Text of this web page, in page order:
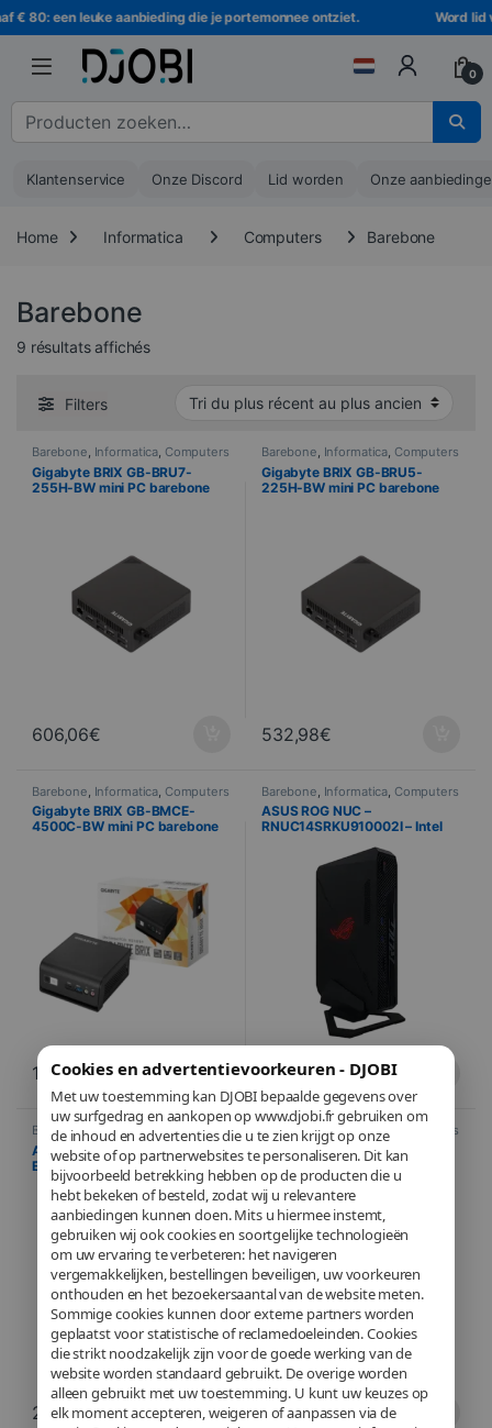
Cookies en advertentievoorkeuren - DJOBI
Met uw toestemming kan DJOBI bepaalde gegevens over
uw surfgedrag en aankopen op www.djobi.fr gebruiken om
de inhoud en advertenties die u te zien krijgt op onze
website of op partnerwebsites te personaliseren. Dit kan
bijvoorbeeld betrekking hebben op de producten die u
hebt bekeken of besteld, zodat wij u relevantere
aanbiedingen kunnen doen. Mits u hiermee instemt,
gebruiken wij ook cookies en soortgelijke technologieën
om uw ervaring te verbeteren: het navigeren
vergemakkelijken, bestellingen beveiligen, uw voorkeuren
onthouden en het bezoekersaantal van de website meten.
Sommige cookies kunnen door externe partners worden
geplaatst voor statistische of reclamedoeleinden. Cookies
die strikt noodzakelijk zijn voor de goede werking van de
website worden standaard gebruikt. De overige worden
alleen gebruikt met uw toestemming. U kunt uw keuzes op
elk moment accepteren, weigeren of aanpassen via de
Ga naar navigatie
Ga naar de inhoud
80: een leuke aanbieding die je portemonnee ontziet. Word lid
0
Zoeken naar :
Klantenservice Onze Discord Lid worden Onze
Home Informatica Computers Barebone
Barebone
9 résultats affichésTrié du plus récent au plus ancien
Filters
Barebone, Informatica, Computers
Gigabyte BRIX GB-BRU7-
255H-BW mini PC barebone
606,06€
Barebone, Informatica, Computers
Gigabyte BRIX GB-BRU5-
225H-BW mini PC barebone
532,98€
Barebone Informatica Computers
Gigabyte BRIX GB-BMCE-
4500C-BW mini PC barebone
174,90€
Barebone Informatica Computers
ASUS ROG NUC –
RNUC14SRKU910002I – Intel
GeForce RTX 4070 8 Go – Wi-
Fi/Bluetooth
1.899,94€
Barebone,Informatica ,Computers
Asus Barebone NUC 14
Essential N250 –
(RNUC14MNK2500002) – Intel
N250 (Quad-Core 3.8 GHz)
233,10€
Barebone,Informatica, Computers
Asus Barebone NUC 14
Essential N97 –
(RNUC14MNK9700002) – Intel
N97 (Quad-Core 3.6 GHz)
185,22€